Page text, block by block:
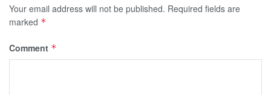
Your email address will not be published. Required fields are
marked *
Comment *